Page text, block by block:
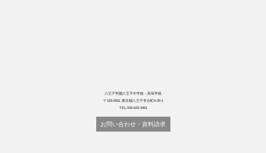
八王子学園八王子中学校・高等学校
〒193-0931 東京都八王子市台町4-35-1
TEL:042-623-3461
お問い合わせ・資料請求